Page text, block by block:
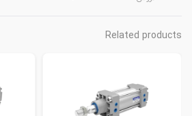
Related products